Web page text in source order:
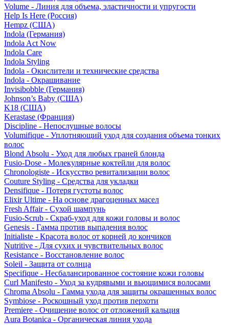
Volume - Линия для объема, эластичности и упругости
Help Is Here (Россия)
Hempz (США)
Indola (Германия)
Indola Act Now
Indola Care
Indola Styling
Indola - Окислители и технические средства
Indola - Окрашивание
Invisibobble (Германия)
Johnson’s Baby (США)
K18 (США)
Kerastase (Франция)
Discipline - Непослушные волосы
Volumifique - Уплотняющий уход для создания объема тонких
волос
Blond Absolu - Уход для любых граней блонда
Fusio-Dose - Молекулярные коктейли для волос
Chronologiste - Искусство ревитализации волос
Couture Styling - Средства для укладки
Densifique - Потеря густоты волос
Elixir Ultime - На основе драгоценных масел
Fresh Affair - Сухой шампунь
Fusio-Scrub - Скраб-уход для кожи головы и волос
Genesis - Гамма против выпадения волос
Initialiste - Красота волос от корней до кончиков
Nutritive - Для сухих и чувствительных волос
Resistance - Восстановление волос
Soleil - Защита от солнца
Specifique - Несбалансированное состояние кожи головы
Curl Manifesto - Уход за кудрявыми и вьющимися волосами
Chroma Absolu - Гамма ухода для защиты окрашенных волос
Symbiose - Роскошный уход против перхоти
Premiere - Очищение волос от отложений кальция
Aura Botanica - Органическая линия ухода